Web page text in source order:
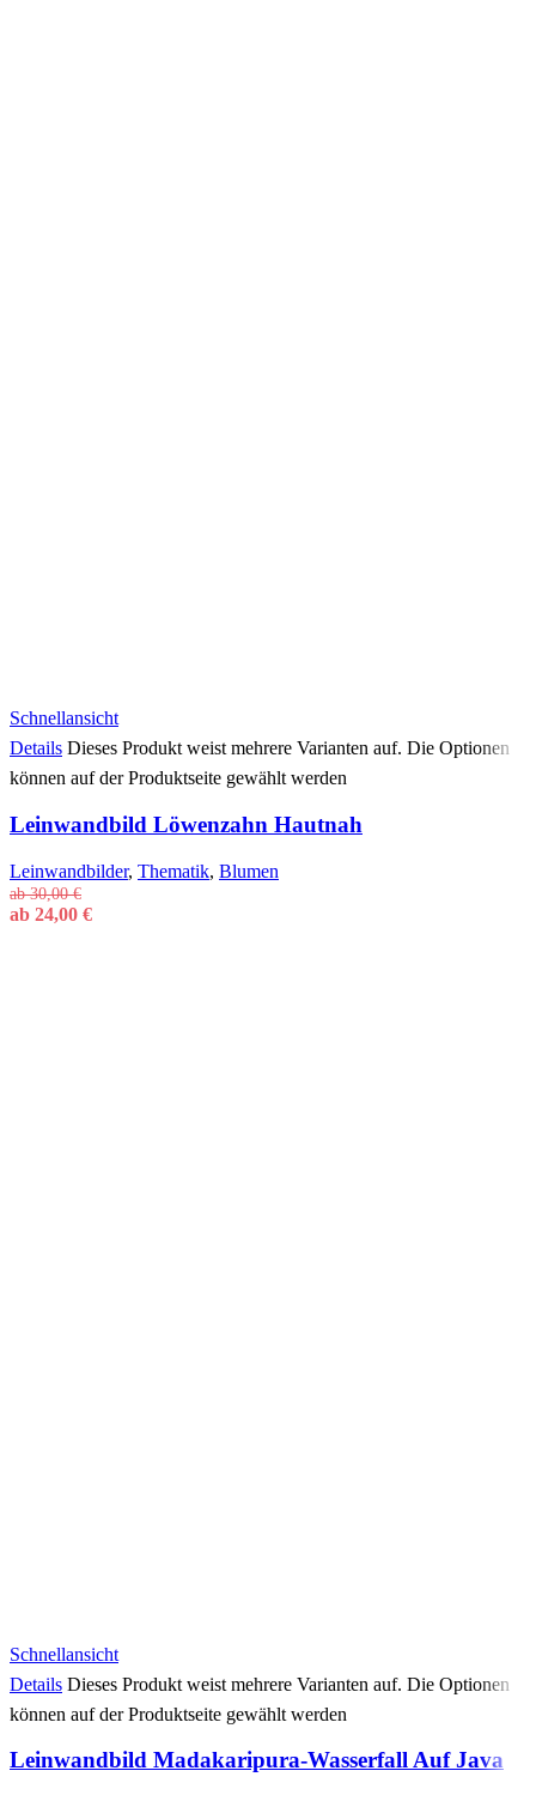
Schnellansicht
Details Dieses Produkt weist mehrere Varianten auf. Die Optionen
können auf der Produktseite gewählt werden
Leinwandbild Löwenzahn Hautnah
Leinwandbilder, Thematik, Blumen
ab30,00€
ab 24,00 €
Schnellansicht
Details Dieses Produkt weist mehrere Varianten auf. Die Optionen
können auf der Produktseite gewählt werden
Leinwandbild Madakaripura-Wasserfall Auf Java